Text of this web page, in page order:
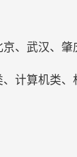
、武汉、肇
计算机类